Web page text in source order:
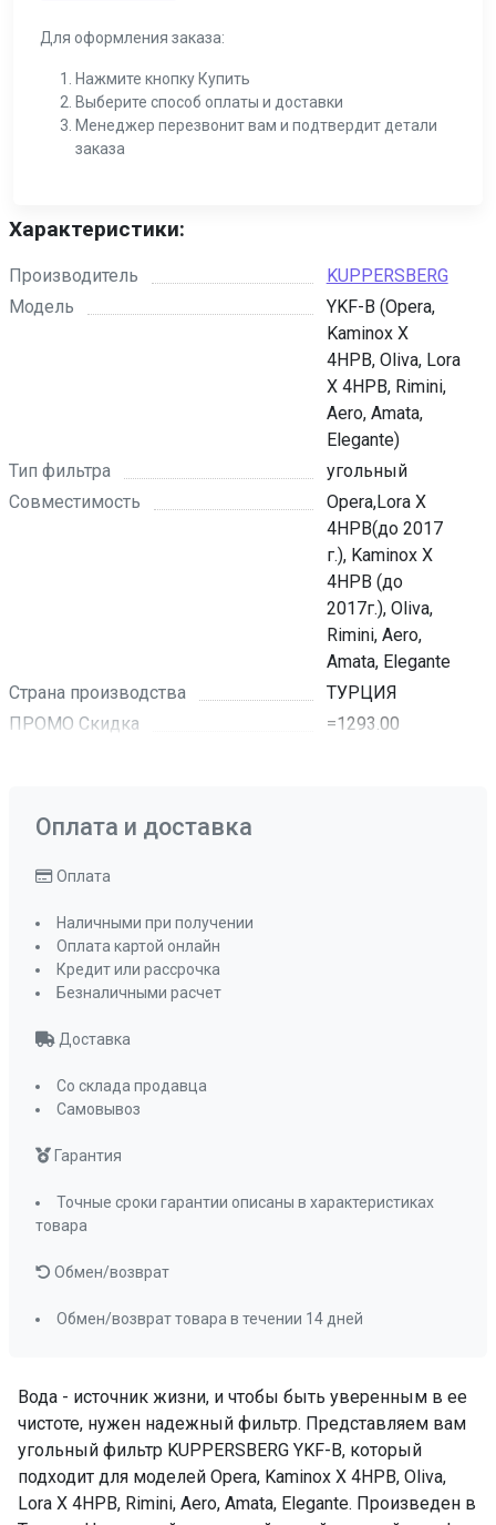
Для оформления заказа:
Нажмите кнопку Купить
Выберите способ оплаты и доставки
Менеджер перезвонит вам и подтвердит детали
заказа
Характеристики:
Производитель
KUPPERSBERG
Модель
YKF-B (Opera,
Kaminox X
4HPB, Oliva, Lora
X 4HPB, Rimini,
Aero, Amata,
Elegante)
Тип фильтра
угольный
Совместимость
Opera,Lora X
4HPB(до 2017
г.), Kaminox X
4HPB (до
2017г.), Oliva,
Rimini, Aero,
Amata, Elegante
Страна производства
ТУРЦИЯ
ПРОМО Скидка
=1293.00
Вода - источник жизни, и чтобы быть уверенным в ее
чистоте, нужен надежный фильтр. Представляем вам
угольный фильтр KUPPERSBERG YKF-B, который
подходит для моделей Opera, Kaminox X 4HPB, Oliva,
Lora X 4HPB, Rimini, Aero, Amata, Elegante. Произведен в
Оплата и доставка
Оплата
Наличными при получении
Оплата картой онлайн
Кредит или рассрочка
Безналичными расчет
Доставка
Со склада продавца
Самовывоз
Гарантия
Точные сроки гарантии описаны в характеристиках
товара
Обмен/возврат
Обмен/возврат товара в течении 14 дней